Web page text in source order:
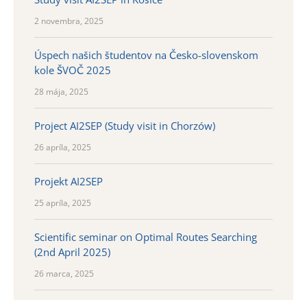
2 novembra, 2025
Úspech našich študentov na Česko-slovenskom
kole ŠVOČ 2025
28 mája, 2025
Project AI2SEP (Study visit in Chorzów)
26 apríla, 2025
Projekt AI2SEP
25 apríla, 2025
Scientific seminar on Optimal Routes Searching
(2nd April 2025)
26 marca, 2025